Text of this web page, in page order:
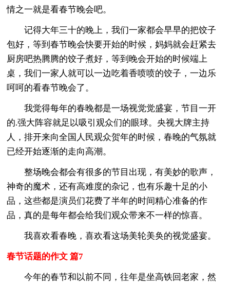
情之一就是看春节晚会吧。
记得大年三十的晚上，我们一家都会早早的把饺子
包好，等到春节晚会快要开始的时候，妈妈就会赶紧去
厨房吧热腾腾的饺子煮好，等到晚会开始的时候端上
桌，我们一家人就可以一边吃着香喷喷的饺子，一边乐
呵呵的看春节晚会了。
我觉得每年的春晚都是一场视觉觉盛宴，节目一开
的.强大阵容就足以吸引观众们的眼球。央视大牌主持
人，排开来向全国人民观众贺年的时候，春晚的气氛就
已经开始逐渐的走向高潮。
整场晚会都会有很多的节目出现，有美妙的歌声，
神奇的魔术，还有高难度的杂记，也有乐趣十足的小
品，这些都是演员们花费了半年的时间精心准备的作
品，真的是每年都会给我们观众带来不一样的惊喜。
我喜欢看春晚，喜欢看这场美轮美奂的视觉盛宴。
春节话题的作文 篇7
今年的春节和以前不同，往年是坐高铁回老家，然